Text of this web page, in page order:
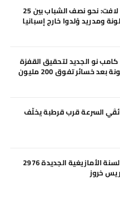
تحول ديموغرافي لافت: نحو نصف الشباب بين 25
كامب نو الجديد لتحقيق القفزة
الاقتصادية لبرشلونة بعد خسائر تفوق 200 مليون
السرعة قرب قرطبة يخلّف
برشلونة تحتفل بالسنة الأمازيغية الجديدة 2976
خروز